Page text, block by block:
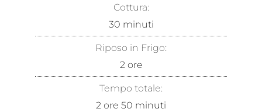
Cottura:
30 minuti
Riposo in Frigo:
2 ore
Tempo totale:
2 ore 50 minuti